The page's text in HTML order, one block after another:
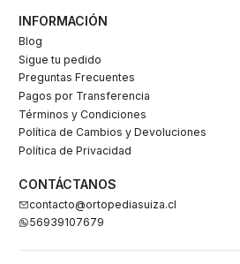
INFORMACIÓN
Blog
Sigue tu pedido
Preguntas Frecuentes
Pagos por Transferencia
Términos y Condiciones
Política de Cambios y Devoluciones
Política de Privacidad
CONTÁCTANOS
contacto@ortopediasuiza.cl
56939107679